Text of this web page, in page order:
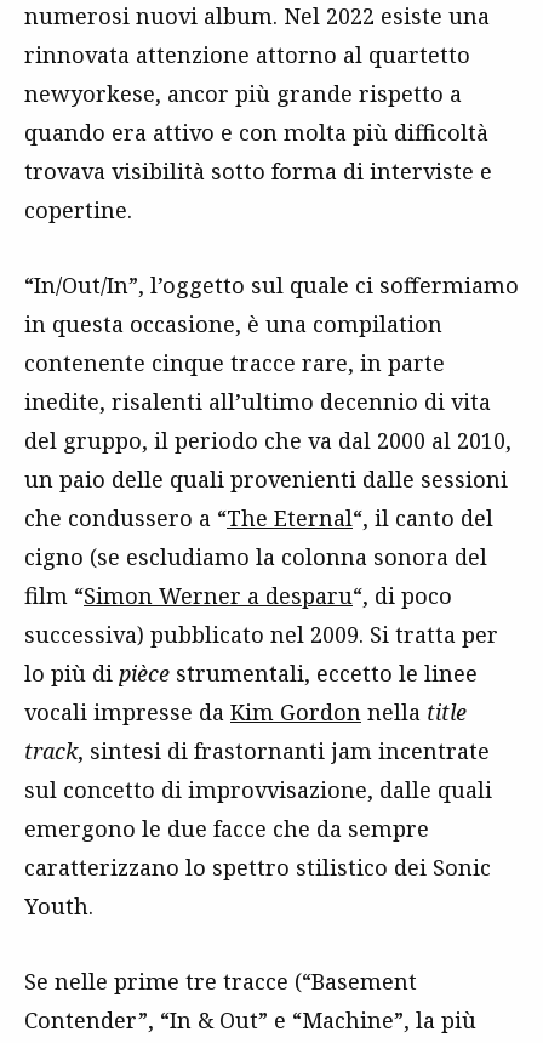
numerosi nuovi album. Nel 2022 esiste una
rinnovata attenzione attorno al quartetto
newyorkese, ancor più grande rispetto a
quando era attivo e con molta più difficoltà
trovava visibilità sotto forma di interviste e
copertine.
“In/Out/In”, l’oggetto sul quale ci soffermiamo
in questa occasione, è una compilation
contenente cinque tracce rare, in parte
inedite, risalenti all’ultimo decennio di vita
del gruppo, il periodo che va dal 2000 al 2010,
un paio delle quali provenienti dalle sessioni
che condussero a “The Eternal“, il canto del
cigno (se escludiamo la colonna sonora del
film “Simon Werner a desparu“, di poco
successiva) pubblicato nel 2009. Si tratta per
lo più di pièce strumentali, eccetto le linee
vocali impresse da Kim Gordon nella title
track, sintesi di frastornanti jam incentrate
sul concetto di improvvisazione, dalle quali
emergono le due facce che da sempre
caratterizzano lo spettro stilistico dei Sonic
Youth.
Se nelle prime tre tracce (“Basement
Contender”, “In & Out” e “Machine”, la più